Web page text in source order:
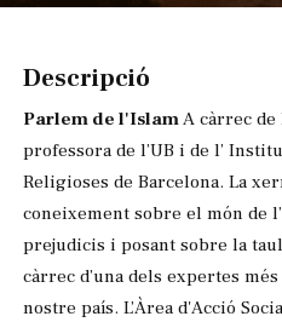
Descripció
Parlem de l'IslamA càrrec de
professora de l’UB i de l’
Religioses de Barcelona. La
coneixement sobre el món de
prejudicis i posant sobre la
càrrec d’una dels expertes
nostre país. L’Àrea d'Acció